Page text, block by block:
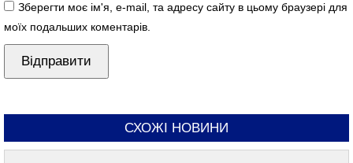
Зберегти моє ім'я, e-mail, та адресу сайту в цьому браузері для
моїх подальших коментарів.
СХОЖІ НОВИНИ